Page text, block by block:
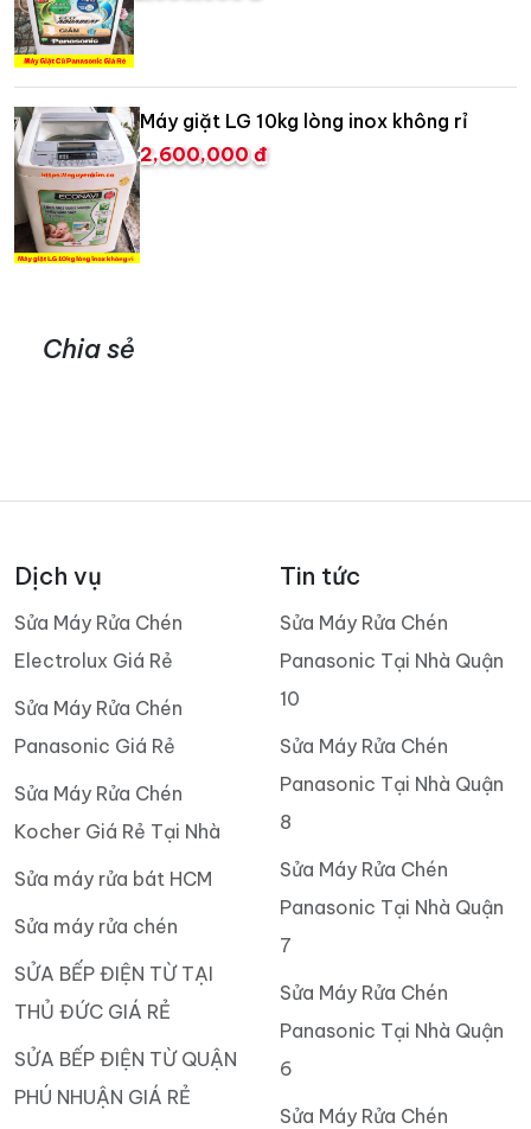
Máy giặt LG 10kg lòng inox không rỉ
2,600,000 đ
Chia sẻ
Dịch vụ
Sửa Máy Rửa Chén
Electrolux Giá Rẻ
Sửa Máy Rửa Chén
Panasonic Giá Rẻ
Sửa Máy Rửa Chén
Kocher Giá Rẻ Tại Nhà
Sửa máy rửa bát HCM
Sửa máy rửa chén
SỬA BẾP ĐIỆN TỪ TẠI
THỦ ĐỨC GIÁ RẺ
SỬA BẾP ĐIỆN TỪ QUẬN
PHÚ NHUẬN GIÁ RẺ
Tin tức
Sửa Máy Rửa Chén
Panasonic Tại Nhà Quận
10
Sửa Máy Rửa Chén
Panasonic Tại Nhà Quận
8
Sửa Máy Rửa Chén
Panasonic Tại Nhà Quận
7
Sửa Máy Rửa Chén
Panasonic Tại Nhà Quận
6
Sửa Máy Rửa Chén